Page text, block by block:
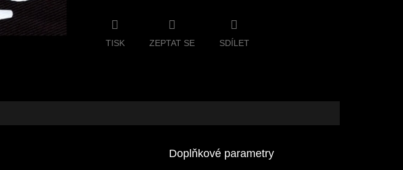
TISK ZEPTAT SE SDÍLET
Doplňkové parametry